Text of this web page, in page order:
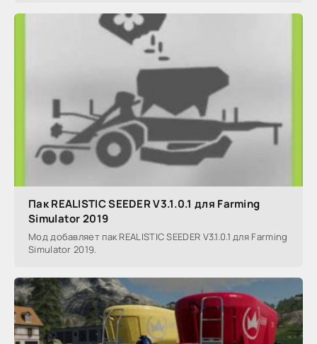
Пак REALISTIC SEEDER V3.1.0.1 для Farming
Simulator 2019
Мод добавляет пак REALISTIC SEEDER V3.1.0.1 для Farming
Simulator 2019.